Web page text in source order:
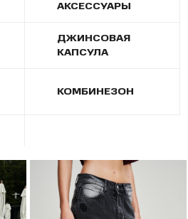
АКСЕССУАРЫ
ДЖИНСОВАЯ
КАПСУЛА
КОМБИНЕЗОН